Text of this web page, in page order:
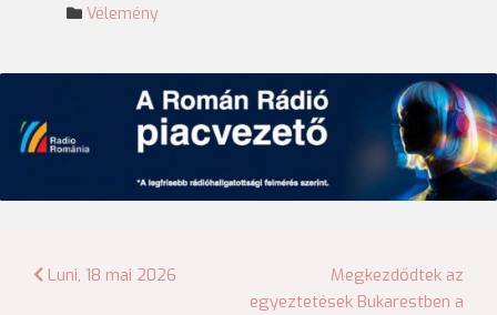
Vélemény
Bejegyzés
Luni, 18 mai 2026
Megkezdődtek az
egyeztetések Bukarestben a